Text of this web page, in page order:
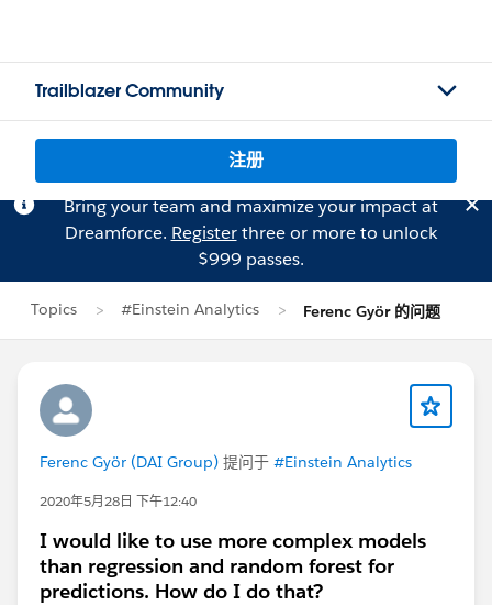
Trailblazer Community
注册
Bring your team and maximize your impact at
Dreamforce. Registerthree or more to unlock
$999 passes.
Topics #Einstein Analytics Ferenc Györ 的问题
Ferenc Györ (DAI Group) 提问于 #Einstein Analytics
2020年5月28日 下午12:40
I would like to use more complex models
than regression and random forest for
predictions. How do I do that?